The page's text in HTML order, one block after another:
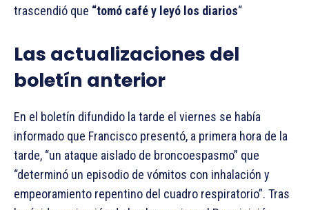
trascendió que “tomó café y leyó los diarios“
Las actualizaciones del
boletín anterior
En el boletín difundido la tarde el viernes se había
informado que Francisco presentó, a primera hora de la
tarde, “un ataque aislado de broncoespasmo” que
“determinó un episodio de vómitos con inhalación y
empeoramiento repentino del cuadro respiratorio”. Tras